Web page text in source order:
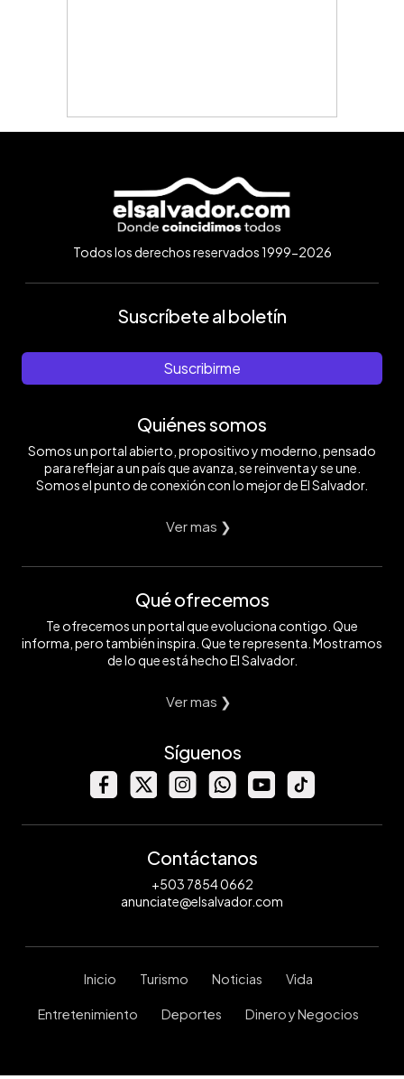
Todos los derechos reservados 1999-2026
Suscríbete al boletín
Suscribirme
Quiénes somos
Somos un portal abierto, propositivo y moderno, pensado
para reflejar a un país que avanza, se reinventa y se une.
Somos el punto de conexión con lo mejor de El Salvador.
Ver mas ❯
Qué ofrecemos
Te ofrecemos un portal que evoluciona contigo. Que
informa, pero también inspira. Que te representa. Mostramos
de lo que está hecho El Salvador.
Ver mas ❯
Síguenos
Contáctanos
+503 7854 0662
anunciate@elsalvador.com
Inicio Turismo Noticias Vida
Entretenimiento Deportes Dinero y Negocios